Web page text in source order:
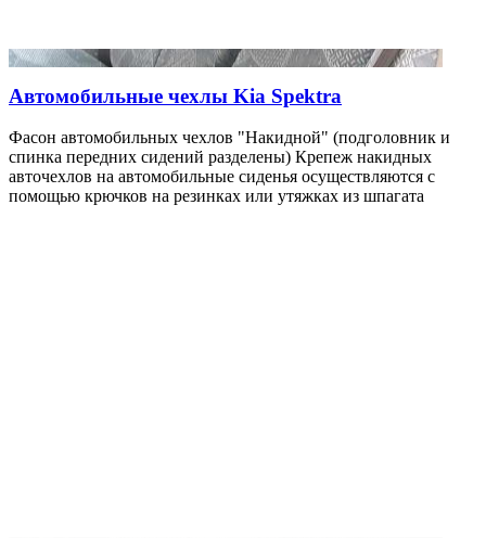
Автомобильные чехлы Kia Spektra
Фасон автомобильных чехлов "Накидной" (подголовник и
спинка передних сидений разделены) Крепеж накидных
авточехлов на автомобильные сиденья осуществляются с
помощью крючков на резинках или утяжках из шпагата